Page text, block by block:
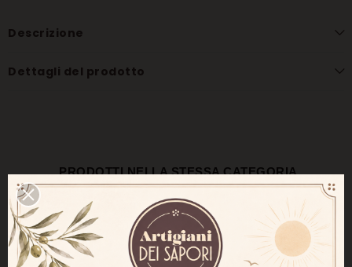
Descrizione
Dettagli del prodotto
PRODOTTI NELLA STESSA CATEGORIA